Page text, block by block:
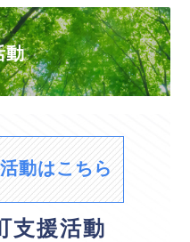
動
動はこちら
支援活動